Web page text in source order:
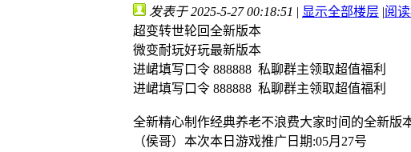
发表于 2025-5-27 00:18:51 | 显示全部楼层 |阅
超变转世轮回全新版本
微变耐玩好玩最新版本
进峮填写口令 888888 私聊群主领取超值福利
进峮填写口令 888888 私聊群主领取超值福利
全新精心制作经典养老不浪费大家时间的全新版
（侯哥）本次本日游戏推广日期:05月27号